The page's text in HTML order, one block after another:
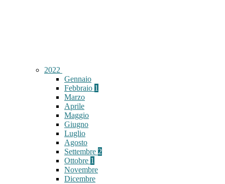
2022
Gennaio
Febbraio 1
Marzo
Aprile
Maggio
Giugno
Luglio
Agosto
Settembre 2
Ottobre 1
Novembre
Dicembre